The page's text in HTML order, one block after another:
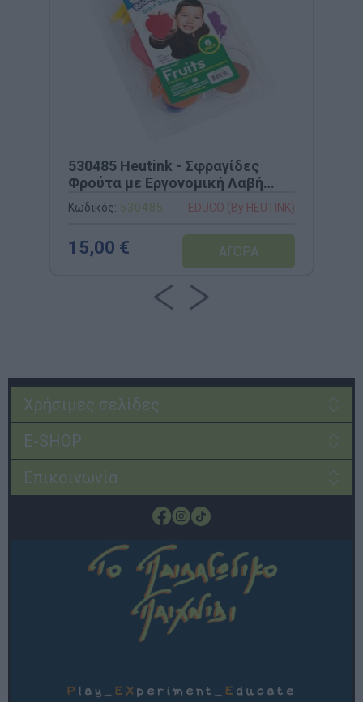
530485 Heutink - Σφραγίδες
Φρούτα με Εργονομική Λαβή
(Σετ 6)
Κωδικός: 530485 EDUCO (By HEUTINK)
15,00 €
Χρήσιμες σελίδες
E-SHOP
Επικοινωνία